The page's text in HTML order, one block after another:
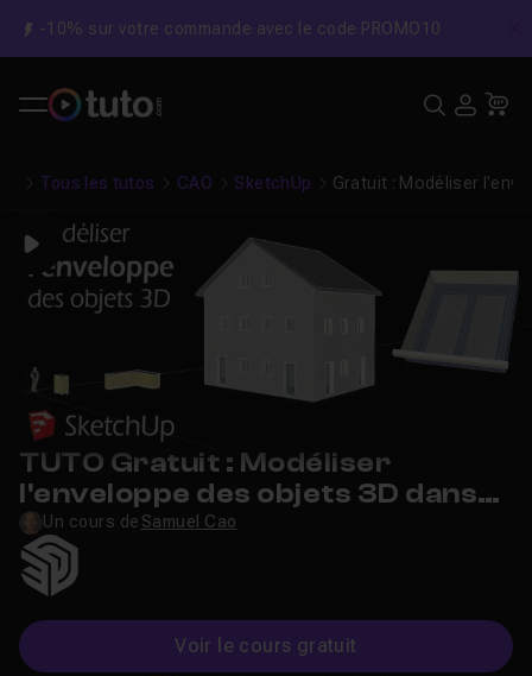
-10% sur votre commande avec le code PROMO10
Tous les tutos CAO SketchUp Gratuit : Modéliser
Play
TUTO Gratuit : Modéliser
l'enveloppe des objets 3D dans
Sketchup
Un cours de Samuel Cao
Voir le cours gratuit